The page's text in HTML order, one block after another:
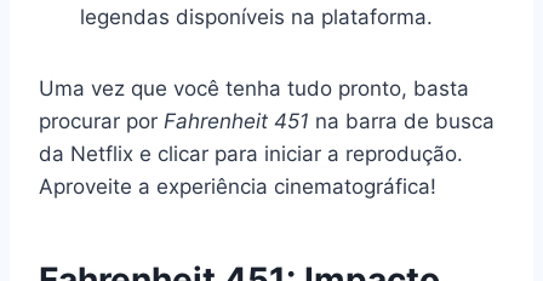
legendas disponíveis na plataforma.
Uma vez que você tenha tudo pronto, basta
procurar por Fahrenheit 451 na barra de busca
da Netflix e clicar para iniciar a reprodução.
Aproveite a experiência cinematográfica!